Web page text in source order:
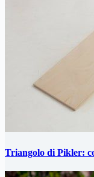
Triangolo di Pikler: